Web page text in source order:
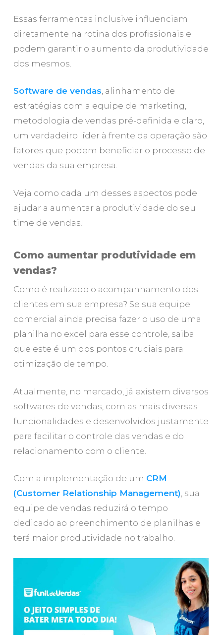
Essas ferramentas inclusive influenciam
diretamente na rotina dos profissionais e
podem garantir o aumento da produtividade
dos mesmos.
Software de vendas, alinhamento de
estratégias com a equipe de marketing,
metodologia de vendas pré-definida e claro,
um verdadeiro líder à frente da operação são
fatores que podem beneficiar o processo de
vendas da sua empresa.
Veja como cada um desses aspectos pode
ajudar a aumentar a produtividade do seu
time de vendas!
Como aumentar produtividade em
vendas?
Como é realizado o acompanhamento dos
clientes em sua empresa? Se sua equipe
comercial ainda precisa fazer o uso de uma
planilha no excel para esse controle, saiba
que este é um dos pontos cruciais para
otimização de tempo.
Atualmente, no mercado, já existem diversos
softwares de vendas, com as mais diversas
funcionalidades e desenvolvidos justamente
para facilitar o controle das vendas e do
relacionamento com o cliente.
Com a implementação de um CRM
(Customer Relationship Management), sua
equipe de vendas reduzirá o tempo
dedicado ao preenchimento de planilhas e
terá maior produtividade no trabalho.